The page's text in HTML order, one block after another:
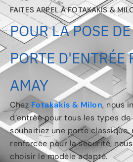
FAITES APPEL À FOTAKAKIS &
POUR LA POSE
PORTE D'ENTRÉE
AMAY
Chez Fotakakis & Milon, nous
d’entrée pour tous les types de
souhaitiez une porte classique,
renforcée pour la sécurité,
choisir le modèle adapté.